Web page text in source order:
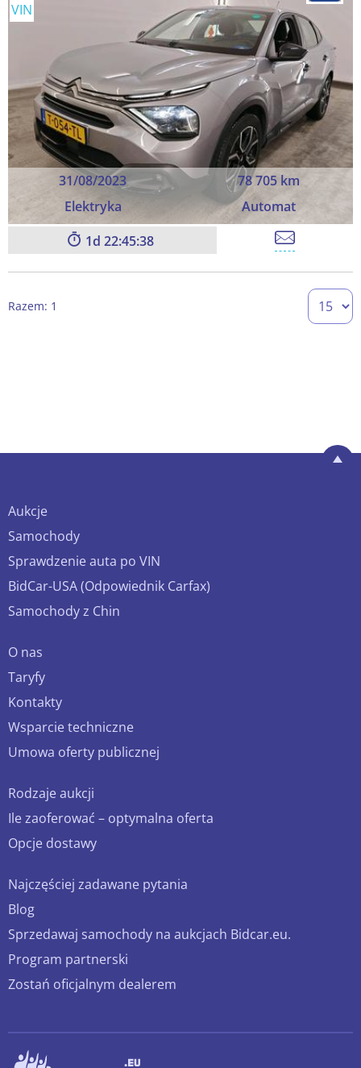
31/08/2023
78 705 km
Elektryka
Automat
VIN
1 22:45:38
Razem: 1
Aukcje
Samochody
Sprawdzenie auta po VIN
BidCar-USA (Odpowiednik Carfax)
Samochody z Chin
O nas
Taryfy
Kontakty
Wsparcie techniczne
Umowa oferty publicznej
Rodzaje aukcji
Ile zaoferować – optymalna oferta
Opcje dostawy
Najczęściej zadawane pytania
Blog
Sprzedawaj samochody na aukcjach Bidcar.eu.
Program partnerski
Zostań oficjalnym dealerem